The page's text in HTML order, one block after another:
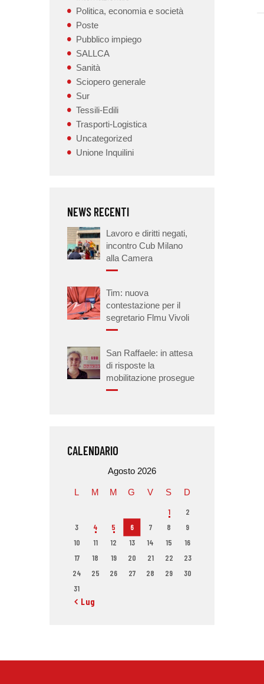
Politica, economia e società
Poste
Pubblico impiego
SALLCA
Sanità
Sciopero generale
Sur
Tessili-Edili
Trasporti-Logistica
Uncategorized
Unione Inquilini
NEWS RECENTI
Lavoro e diritti negati,
incontro Cub Milano
alla Camera
Tim: nuova
contestazione per il
segretario Flmu Vivoli
San Raffaele: in attesa
di risposte la
mobilitazione prosegue
CALENDARIO
Agosto 2026
L M M G V S D
1
2
3
4 5 6 7 8
9
10
11 12 13 14 15
16
17
18 19 20 21 22
23
24
25 26 27 28 29
30
31
« Lug